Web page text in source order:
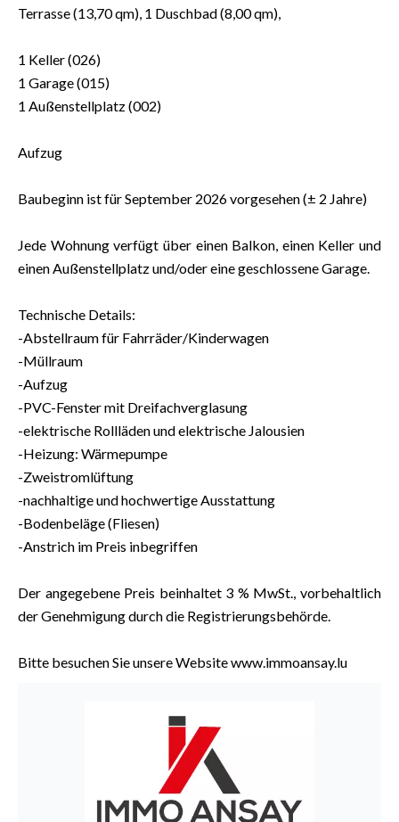
Terrasse (13,70 qm), 1 Duschbad (8,00 qm),
1 Keller (026)
1 Garage (015)
1 Außenstellplatz (002)
Aufzug
Baubeginn ist für September 2026 vorgesehen (± 2 Jahre)
Jede Wohnung verfügt über einen Balkon, einen Keller und
einen Außenstellplatz und/oder eine geschlossene Garage.
Technische Details:
-Abstellraum für Fahrräder/Kinderwagen
-Müllraum
-Aufzug
-PVC-Fenster mit Dreifachverglasung
-elektrische Rollläden und elektrische Jalousien
-Heizung: Wärmepumpe
-Zweistromlüftung
-nachhaltige und hochwertige Ausstattung
-Bodenbeläge (Fliesen)
-Anstrich im Preis inbegriffen
Der angegebene Preis beinhaltet 3 % MwSt., vorbehaltlich
der Genehmigung durch die Registrierungsbehörde.
Bitte besuchen Sie unsere Website www.immoansay.lu